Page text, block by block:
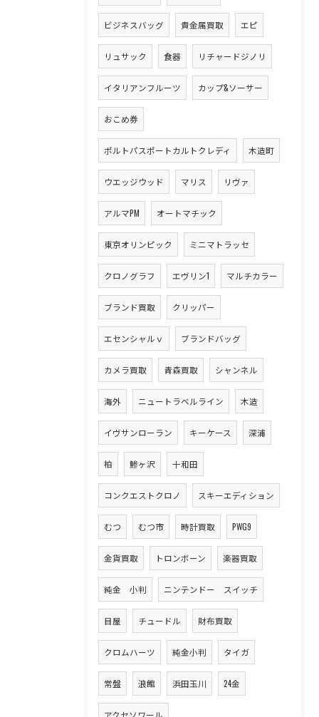
ビジネスバッグ 貴金属買取 エピ
リュサック 食器 リチャードジノリ
イタリアンフルーツ カップ&ソーサー
おこめ券
ポルトパスポートカルトクレディ 木造町
ウエッジウッド マリス リヴァ
アルマPM オートマチック
東京オリンピック ミニマトラッセ
クロノグラフ エヴリン1 マルチカラー
ブランド買取 クリッパー
エセンシャルｖ ブランドバッグ
カメラ買取 青森買取 シャンネル
海外 ニュートラベルライン 木造
イヴサンローラン キーケース 深浦
柏 鯵ヶ沢 十和田
コンクエストクロノ スキーエディション
むつ むつ市 時計買取 PWG9
金貨買取 トロンボーン 楽器買取
純金 小判 ニンテンドー スイッチ
目屋 チュードル 財布買取
クロムハーツ 純金小判 タイガ
常盤 浪館 浜田玉川 24金
アクセソワール